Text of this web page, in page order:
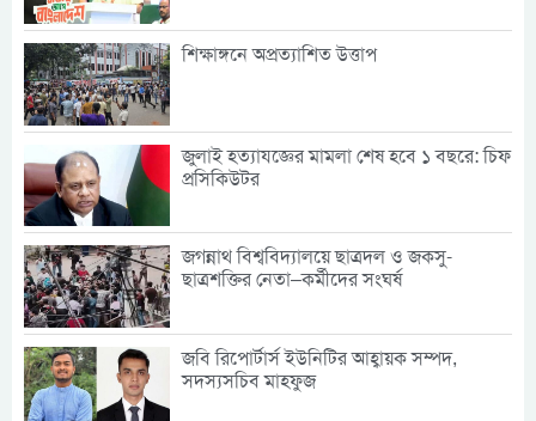
শিক্ষাঙ্গনে অপ্রত্যাশিত উত্তাপ
জুলাই হত্যাযজ্ঞের মামলা শেষ হবে ১ বছরে: চিফ
প্রসিকিউটর
জগন্নাথ বিশ্ববিদ্যালয়ে ছাত্রদল ও জকসু-
ছাত্রশক্তির নেতা–কর্মীদের সংঘর্ষ
জবি রিপোর্টার্স ইউনিটির আহ্বায়ক সম্পদ,
সদস্যসচিব মাহফুজ